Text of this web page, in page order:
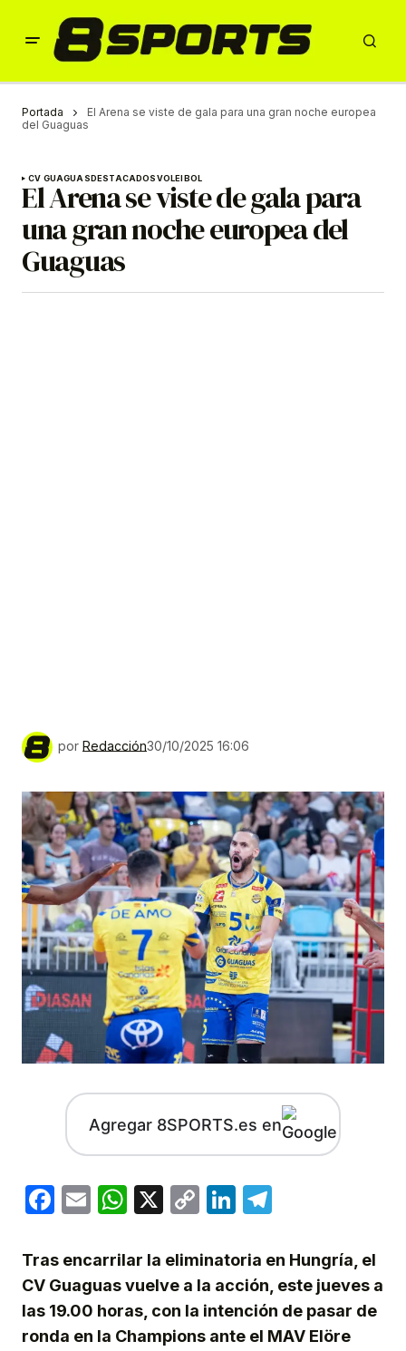
Portada
El Arena se viste de gala para una gran noche europea
del Guaguas
CV GUAGUASDESTACADOSVOLEIBOL
El Arena se viste de gala para
una gran noche europea del
Guaguas
por Redacción30/10/2025 16:06
Agregar 8SPORTS.es en
Facebook
EmailWhatsApp
X
CopyLinkedIn
Tras encarrilar la eliminatoria en Hungría, el
CV Guaguas vuelve a la acción, este jueves a
las 19.00 horas, con la intención de pasar de
ronda en la Champions ante el MAV Elöre